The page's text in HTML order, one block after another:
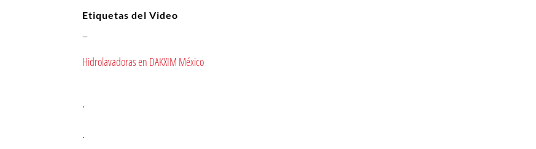
Etiquetas del Video
–
Hidrolavadoras en DAKXIM México
.
.